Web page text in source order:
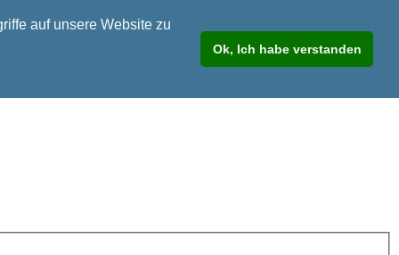
auf unsere Website zu
Ok, Ich habe verstanden